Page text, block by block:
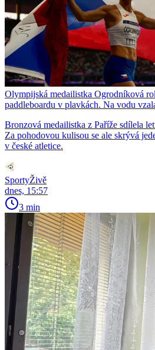
Olympijská medailistka Ogrodníková
paddleboardu v plavkách. Na vodu
Bronzová medailistka z Paříže sdílela
Za pohodovou kulisou se ale skrývá
v české atletice.
SportyŽivě
dnes, 15:57
3 min